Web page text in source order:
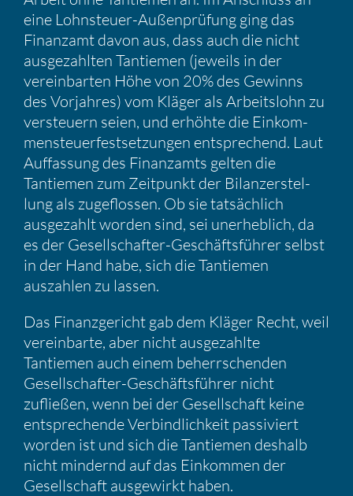
eine Lohnsteuer-Außen­prü­fung ging das
Finanzamt davon aus, dass auch die nicht
ausge­zahlten Tantiemen (jeweils in der
verein­barten Höhe von 20% des Gewinns
des Vorjahres) vom Kläger als Arbeits­lohn zu
versteuern seien, und erhöhte die Einkom­
men­steu­er­fest­set­zungen entspre­chend. Laut
Auffas­sung des Finanz­amts gelten die
Tantiemen zum Zeitpunkt der Bilanz­er­stel­
lung als zugeflossen. Ob sie tatsäch­lich
ausge­zahlt worden sind, sei unerheb­lich, da
es der Gesell­schafter-Geschäfts­führer selbst
in der Hand habe, sich die Tantiemen
auszahlen zu lassen.
Das Finanz­ge­richt gab dem Kläger Recht, weil
verein­barte, aber nicht ausge­zahlte
Tantiemen auch einem beherr­schenden
Gesell­schafter-Geschäfts­führer nicht
zufließen, wenn bei der Gesell­schaft keine
entspre­chende Verbind­lich­keit passi­viert
worden ist und sich die Tantiemen deshalb
nicht mindernd auf das Einkommen der
Gesell­schaft ausge­wirkt haben.